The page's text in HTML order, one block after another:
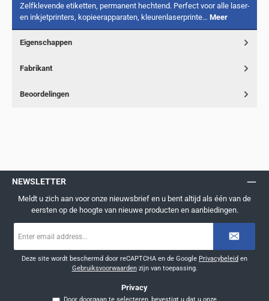
Zelfklevende etiketten, permanent hechtend. Perfect voor alle laser-
en inkjetprinters, kopieerapparaten, kleurenlaserprinte… Meer
Eigenschappen
Fabrikant
Beoordelingen
NEWSLETTER
Meldt u zich aan voor onze nieuwsbrief en u bent altijd als één van de
eersten op de hoogte van nieuwe producten en aanbiedingen.
mailadres
Deze site wordt beschermd door reCAPTCHA en de Google Privacybeleid en
Gebruiksvoorwaardenzijn van toepassing.
Privacy